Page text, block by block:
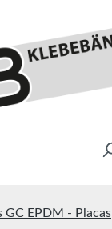
GC EPDM - Placas